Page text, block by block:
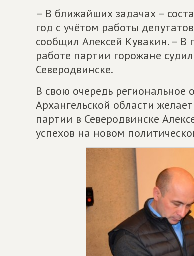
– В ближайших задачах –
год с учётом работы
сообщил Алексей Кувакин. – В
работе партии горожане
Северодвинске.
В свою очередь региональное
Архангельской области
партии в Северодвинске
успехов на новом